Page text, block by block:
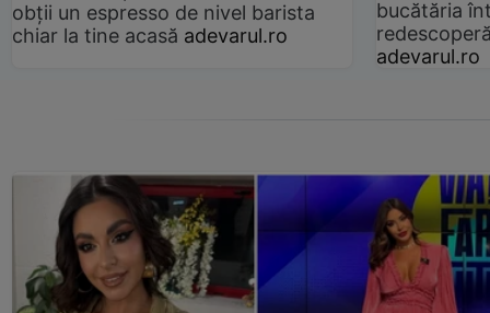
obții un espresso de nivel barista
chiar la tine acasă adevarul.ro
bucătăria
adevarul.ro